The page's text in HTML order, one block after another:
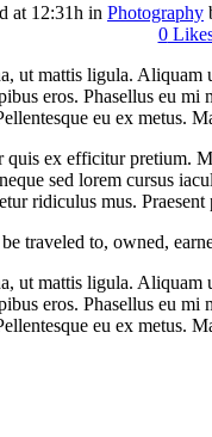
at 12:31h in Photography
0
mattis ligula.
eros. Phasellus eu
eu ex
ex efficitur pretium.
sed lorem cursus
ridiculus mus.
traveled to, owned,
mattis ligula.
eros. Phasellus eu
eu ex